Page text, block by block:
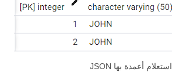
استعلام أعمدة بها JSON